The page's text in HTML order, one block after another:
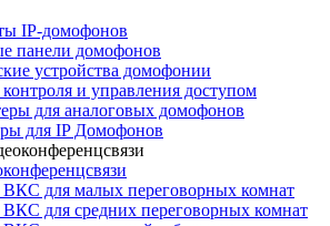
IP-домофонов
панели домофонов
устройства домофонии
и управления доступом
для аналоговых домофонов
для IP Домофонов
для малых переговорных комнат
для средних переговорных комнат